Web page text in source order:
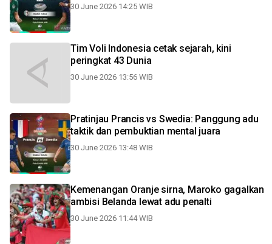
30 June 2026 14:25 WIB
Tim Voli Indonesia cetak sejarah, kini
peringkat 43 Dunia
30 June 2026 13:56 WIB
Pratinjau Prancis vs Swedia: Panggung adu
taktik dan pembuktian mental juara
30 June 2026 13:48 WIB
Kemenangan Oranje sirna, Maroko gagalkan
ambisi Belanda lewat adu penalti
30 June 2026 11:44 WIB